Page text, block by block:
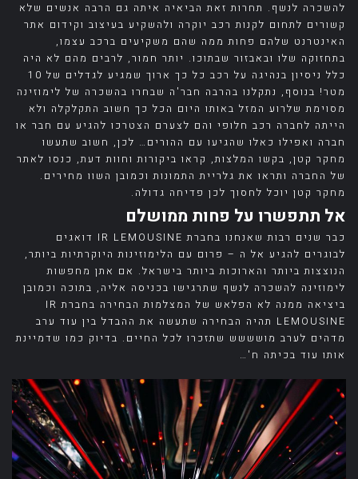
להשכרה לנשף. תחרות זאת הביאיה איתה גם הרבה אנשים שלא
קשורים לתחום לקנות רכב יוקרה ולהשקיע בעיצוב וקידום אתר
האינטרנט שלהם פחות ממה שהם משקיעים ברכב עצמו,
בתחזוקה שלו ובאבזור שבתוכו. יותר חמור, לרבים מהם לא היה
כלל ניסיון בנהיגה על רכב כל כך ארוך שמגיע לגדלים של 10
מטר! בנוסף, נתקלנו בהרבה חבר'ה שבחרו בהשכרה של לימוזינה
מסוימת שלרוע המזל באותו היום הכל כך חשוב התקלקלה ולא
הייתה לחברה רכב חלופי והם לצערם הצטרכו להגיע עם חבר או
חברה ואפילו כאלו שהגיעו עם ההורים… לכן, חשוב שתעשו
מחקר קטן, בקשו המלצות, קראו ביקורות וחוות דעת, כנסו לאתר
של החברה ותראו את גלריית התמונות וכמובן השוו מחירים.
מחקר קטן יוכל לחסוך לכן פדיחה גדולה.
אל תתפשרו על פחות ממושלם
כבר שנים רבות שאנחנו בחברת IR LEMOUSINE דואגים
לבוגרים להגיע אל ה – פרום עם הלימוזינות היוקרתיות ביותר,
הנוצצות ביותר והארוכות ביותר בישראל. אם אתן מחפשות
לימוזינה להשכרה לנשף שתרגישו בכניסה אליה, בתוכה וכמובן
ביציאה ממנה לא הפלאש של המצלמות הבחירה בחברת IR
LEMOUSINE תהיה הבחירה שתעשה את ההבדל בין עוד ערב
מדהים לערב מושששש שתזכרו לכל החיים. בדיוק כמו שדמיינת
אותו עוד בכיתה ח'…